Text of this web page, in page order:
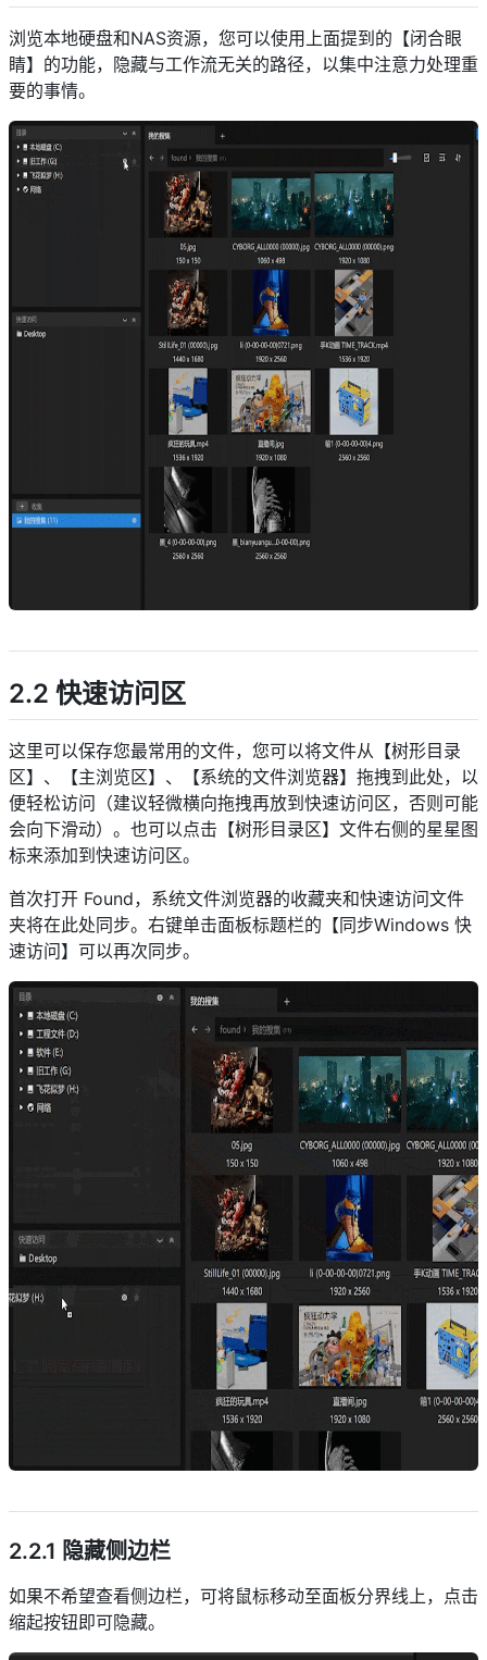
浏览本地硬盘和NAS资源，您可以使用上面提到的【闭合眼
睛】的功能，隐藏与工作流无关的路径，以集中注意力处理重
要的事情。
descript
2.2 快速访问区
这里可以保存您最常用的文件，您可以将文件从【树形目录
区】、【主浏览区】、【系统的文件浏览器】拖拽到此处，以
便轻松访问（建议轻微横向拖拽再放到快速访问区，否则可能
会向下滑动）。也可以点击【树形目录区】文件右侧的星星图
标来添加到快速访问区。
首次打开 Found，系统文件浏览器的收藏夹和快速访问文件
夹将在此处同步。右键单击面板标题栏的【同步Windows 快
速访问】可以再次同步。
descript
2.2.1 隐藏侧边栏
如果不希望查看侧边栏，可将鼠标移动至面板分界线上，点击
缩起按钮即可隐藏。